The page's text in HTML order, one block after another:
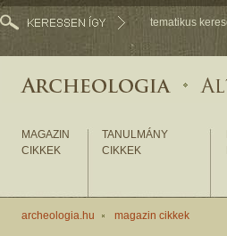
tematikus
MAGAZIN
CIKKEK
TANULMÁNY
CIKKEK
archeologia.hu magazin cikkek